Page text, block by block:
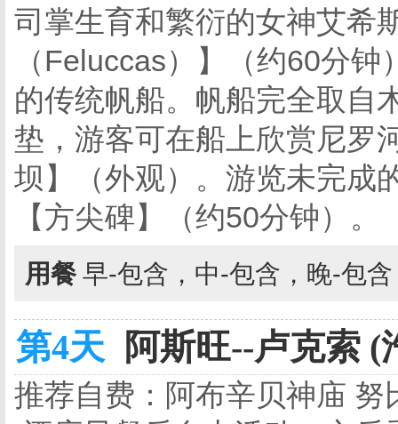
司掌生育和繁衍的女神艾希
（Feluccas）】（约60分
的传统帆船。帆船完全取自
垫，游客可在船上欣赏尼罗
坝】（外观）。游览未完成
【方尖碑】（约50分钟）。
用餐 早-包含，中-包含，晚-包
第4天 阿斯旺--卢克索 (
推荐自费：阿布辛贝神庙 努